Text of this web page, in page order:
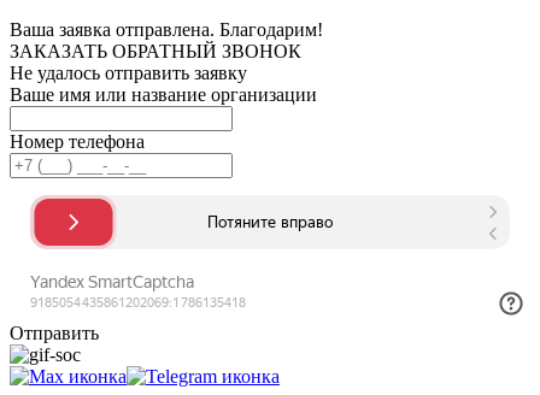
Ваша заявка отправлена. Благодарим!
ЗАКАЗАТЬ ОБРАТНЫЙ ЗВОНОК
Не удалось отправить заявку
Ваше имя или название организации
Номер телефона
Отправить